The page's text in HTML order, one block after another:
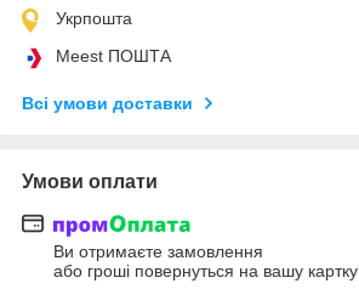
Укрпошта
Meest ПОШТА
Всі умови доставки
Умови оплати
Ви отримаєте замовлення
або гроші повернуться на вашу картку